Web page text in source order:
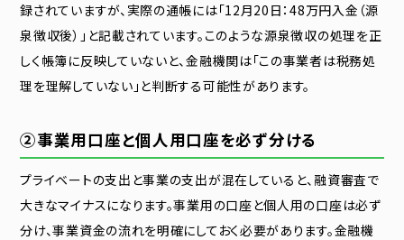
録されていますが、実際の通帳には「12月20日：48万円入金（源
泉徴収後）」と記載されています。このような源泉徴収の処理を正
しく帳簿に反映していないと、金融機関は「この事業者は税務処
理を理解していない」と判断する可能性があります。
②事業用口座と個人用口座を必ず分ける
プライベートの支出と事業の支出が混在していると、融資審査で
大きなマイナスになります。事業用の口座と個人用の口座は必ず
分け、事業資金の流れを明確にしておく必要があります。金融機